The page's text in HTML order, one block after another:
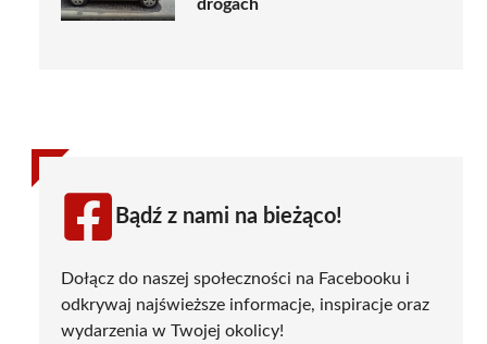
drogach
Bądź z nami na bieżąco!
Dołącz do naszej społeczności na Facebooku i
odkrywaj najświeższe informacje, inspiracje oraz
wydarzenia w Twojej okolicy!